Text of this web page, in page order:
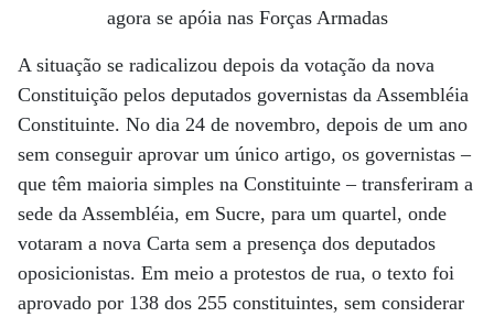
agora se apóia nas Forças Armadas
A situação se radicalizou depois da votação da nova
Constituição pelos deputados governistas da Assembléia
Constituinte. No dia 24 de novembro, depois de um ano
sem conseguir aprovar um único artigo, os governistas –
que têm maioria simples na Constituinte – transferiram a
sede da Assembléia, em Sucre, para um quartel, onde
votaram a nova Carta sem a presença dos deputados
oposicionistas. Em meio a protestos de rua, o texto foi
aprovado por 138 dos 255 constituintes, sem considerar